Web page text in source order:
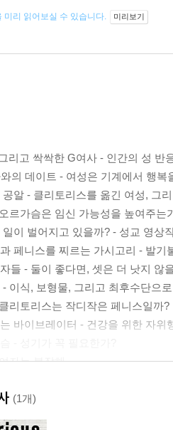
미리 읽어보실 수 있습니다. 미리보기
리고 싹싹한 G여사 - 인간의 성 반
의 데이트 - 여성은 기계에서 행복
알 - 클리토리스를 옮긴 여성, 그
르가슴은 임신 가능성을 높여주
이 벌어지고 있을까? - 성교 영상
페니스를 찌르는 가시고리 - 발기
들 - 둘이 좋다면, 셋은 더 낫지 않
- 이식, 보형물, 그리고 최후수단으
리토리스는 작디작은 페니스일까?
바이브레이터 - 건강을 위한 자위
자는 복잡해
- 호르몬의 은밀한 영향력
람들 - 환상적인 섹스를 찾아낸 실
(1개)